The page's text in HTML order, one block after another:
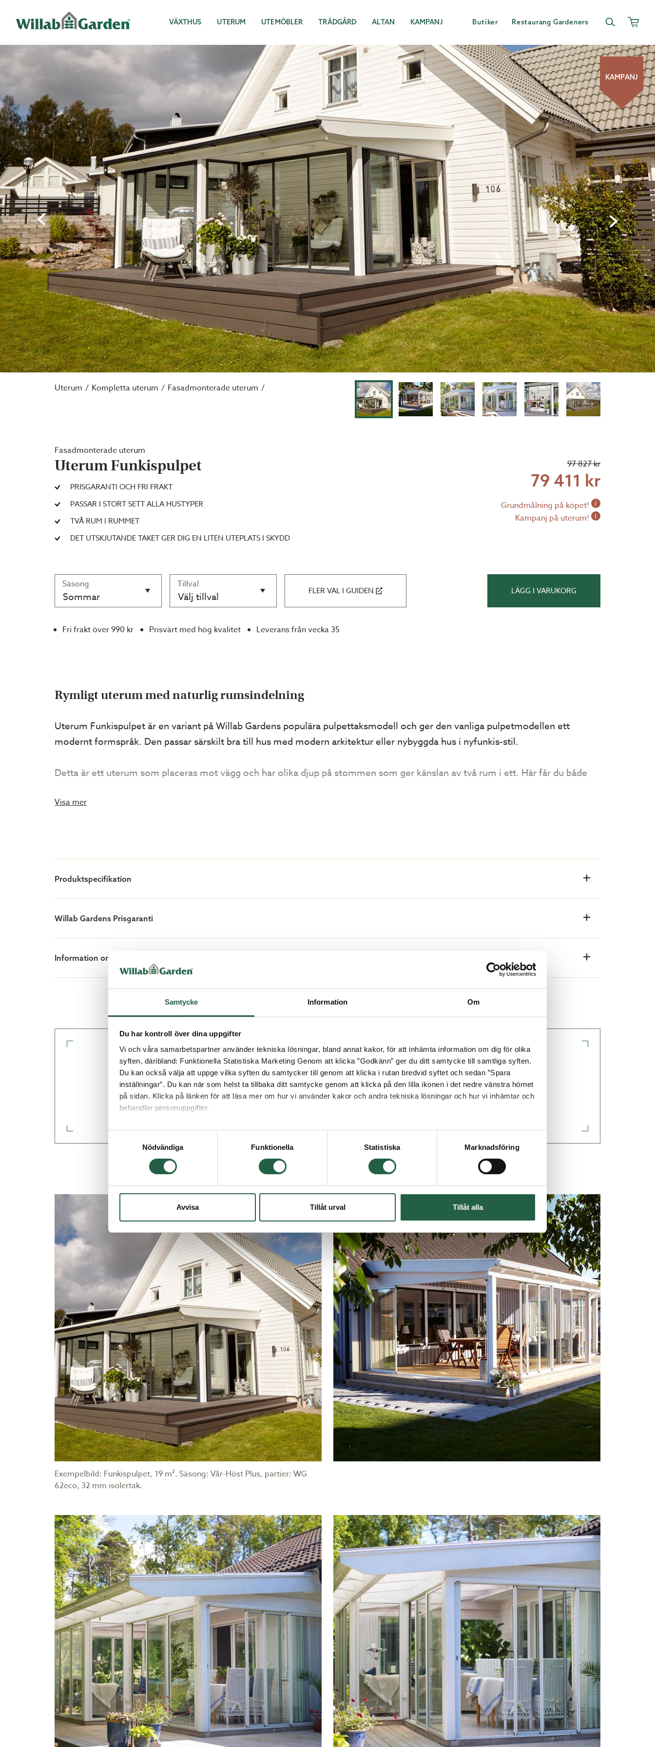
Samtycke Information Om
Du har kontroll över dina uppgifter
Vi och våra samarbetspartner använder tekniska lösningar, bland annat kakor, för att inhämta information om dig för olika
syften, däribland: Funktionella Statistiska Marketing Genom att klicka ”Godkänn” ger du ditt samtycke till samtliga syften.
Du kan också välja att uppge vilka syften du samtycker till genom att klicka i rutan bredvid syftet och sedan ”Spara
inställningar”. Du kan när som helst ta tillbaka ditt samtycke genom att klicka på den lilla ikonen i det nedre vänstra hörnet
på sidan. Klicka på länken för att läsa mer om hur vi använder kakor och andra tekniska lösningar och hur vi inhämtar och
behandlar personuppgifter.
Ta reda på mer om cookies Googles sekretesspolicy
Nödvändiga
Funktionella Statistiska Marknadsföring
Avvisa Tillåt urval Tillåt alla
VÄXTHUS UTERUM UTEMÖBLER TRÄDGÅRD ALTAN KAMPANJ Butiker Restaurang Gardeners
KAMPANJ
Uterum Kompletta uterum Fasadmonterade uterum
Fasadmonterade uterum
Uterum Funkispulpet
PRISGARANTI OCH FRI FRAKT
PASSAR I STORT SETT ALLA HUSTYPER
TVÅ RUM I RUMMET
DET UTSKJUTANDE TAKET GER DIG EN LITEN UTEPLATS I SKYDD
97 827 kr
79 411 kr
Grundmålning på köpet! i
Kampanj på uterum! i
Säsong
Sommar
Tillval
Välj tillval FLER VAL I GUIDEN LÄGG I VARUKORG
Fri frakt över 990 kr Prisvärt med hög kvalitet Leverans från vecka 35
Rymligt uterum med naturlig rumsindelning
Uterum Funkispulpet är en variant på Willab Gardens populära pulpettaksmodell och ger den vanliga pulpetmodellen ett
modernt formspråk. Den passar särskilt bra till hus med modern arkitektur eller nybyggda hus i nyfunkis-stil.
Detta är ett uterum som placeras mot vägg och har olika djup på stommen som ger känslan av två rum i ett. Här får du både
med hjälpa av möblering skapa olika rum i rummet. Varför inte en loungedel med soffor och en del för en mysig matplats -
Låt oss exaktkapa ditt kanalplasttak
Beställer du tillvalet exaktkapat kanalplasttak så levererar vi takskivorna i exakta mått. Du sparar tid under montaget och
slipper städa plast- och metallspån din trädgård. Dessutom värnar du om miljön eftersom vi tar hand om allt spill och ser till att
det återanvänds till 100%!
Annars levereras taket okapat som du själv anpassar på plats. Välj då hur du fördelar takskivorna: jämnt och kapa på varje eller
så många hela skivor som möjligt och kapade endast i kanten/kanterna.
Köp exaktkapat kanalplasttak direkt i Uterumsguiden eller kontakta en säljare för att skapa en korrekt ritning, unik för ditt
uterum!
Visa mer
Produktspecifikation
Willab Gardens Prisgaranti
Information om tillval
Anpassa ditt uterum i vårt
planeringsverktyg
Uterumsguiden
Kundservice
Vanliga frågor & svar om uterum
Exempelbild: Funkispulpet, 19 m². Säsong: Vår-Höst Plus, partier: WG
62eco, 32 mm isolertak.